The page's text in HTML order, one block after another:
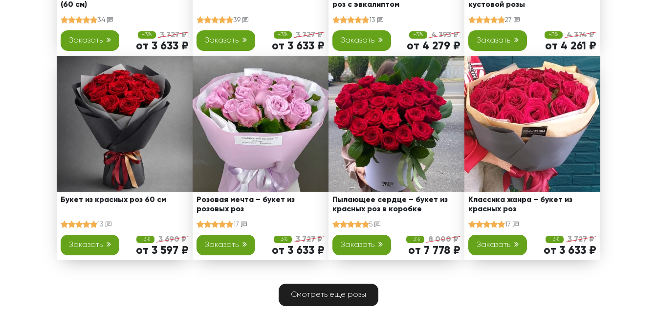
(60 см)
34
Заказать
-3% 3 727 ₽
от 3 633 ₽
39
Заказать
-3% 3 727 ₽
от 3 633 ₽
роз с эвкалиптом
13
Заказать
-3% 4 393 ₽
от 4 279 ₽
кустовой розы
27
Заказать
-3% 4 374 ₽
от 4 261 ₽
Букет из красных роз 60 см
13
Заказать
-3% 3 690 ₽
от 3 597 ₽
Розовая мечта – букет из
розовых роз
17
Заказать
-3% 3 727 ₽
от 3 633 ₽
Пылающее сердце – букет из
красных роз в коробке
5
Заказать
-3% 8 000 ₽
от 7 778 ₽
Классика жанра – букет из
красных роз
17
Заказать
-3% 3 727 ₽
от 3 633 ₽
Смотреть еще розы